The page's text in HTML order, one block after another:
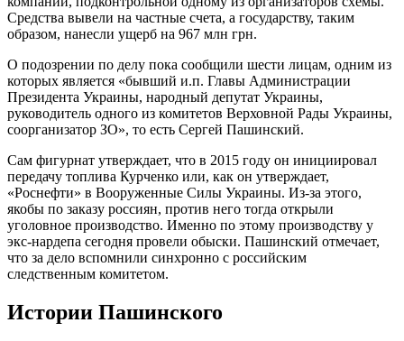
Средства вывели на частные счета, а государству, таким
образом, нанесли ущерб на 967 млн грн.
О подозрении по делу пока сообщили шести лицам, одним из
которых является «бывший и.п. Главы Администрации
Президента Украины, народный депутат Украины,
руководитель одного из комитетов Верховной Рады Украины,
соорганизатор ЗО», то есть Сергей Пашинский.
Сам фигурнат утверждает, что в 2015 году он инициировал
передачу топлива Курченко или, как он утверждает,
«Роснефти» в Вооруженные Силы Украины. Из-за этого,
якобы по заказу россиян, против него тогда открыли
уголовное производство. Именно по этому производству у
экс-нардепа сегодня провели обыски. Пашинский отмечает,
что за дело вспомнили синхронно с российским
следственным комитетом.
Истории Пашинского